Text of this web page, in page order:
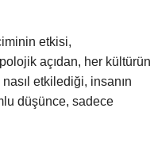
etkisi,
açıdan, her kültürün
etkilediği, insanın
düşünce, sadece